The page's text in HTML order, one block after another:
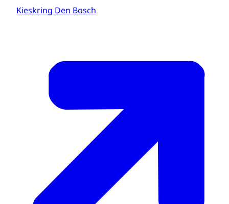
Kieskring Den Bosch